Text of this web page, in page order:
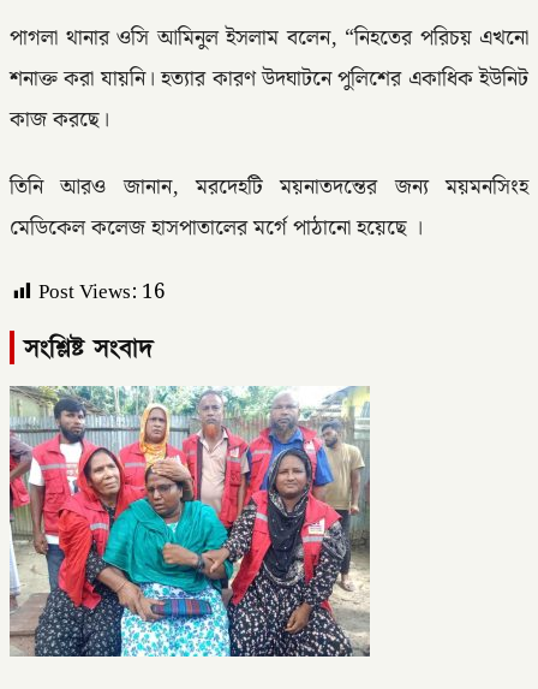
পাগলা থানার ওসি আমিনুল ইসলাম বলেন, “নিহতের পরিচয় এখনো
শনাক্ত করা যায়নি। হত্যার কারণ উদঘাটনে পুলিশের একাধিক ইউনিট
কাজ করছে।
তিনি আরও জানান, মরদেহটি ময়নাতদন্তের জন্য ময়মনসিংহ
মেডিকেল কলেজ হাসপাতালের মর্গে পাঠানো হয়েছে ।
Post Views: 16
সংশ্লিষ্ট সংবাদ